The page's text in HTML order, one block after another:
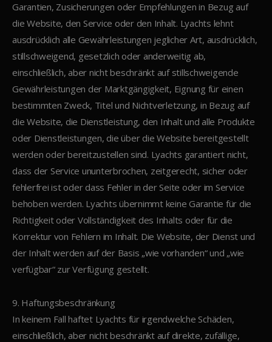
Garantien, Zusicherungen oder Empfehlungen in Bezug auf
die Website, den Service oder den Inhalt. Lyachts lehnt
ausdrücklich alle Gewährleistungen jeglicher Art, ausdrücklich,
stillschweigend, gesetzlich oder anderweitig ab,
einschließlich, aber nicht beschränkt auf stillschweigende
Gewährleistungen der Marktgängigkeit, Eignung für einen
bestimmten Zweck, Titel und Nichtverletzung, in Bezug auf
die Website, die Dienstleistung, den Inhalt und alle Produkte
oder Dienstleistungen, die über die Website bereitgestellt
werden oder bereitzustellen sind. Lyachts garantiert nicht,
dass der Service ununterbrochen, zeitgerecht, sicher oder
fehlerfrei ist oder dass Fehler in der Seite oder im Service
behoben werden. Lyachts übernimmt keine Garantie für die
Richtigkeit oder Vollständigkeit des Inhalts oder für die
Korrektur von Fehlern im Inhalt. Die Website, der Dienst und
der Inhalt werden auf der Basis „wie vorhanden“ und „wie
verfügbar“ zur Verfügung gestellt.
9. Haftungsbeschränkung
In keinem Fall haftet Lyachts für irgendwelche Schäden,
einschließlich, aber nicht beschränkt auf direkte, zufällige,